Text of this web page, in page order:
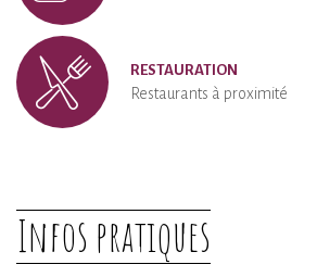
RESTAURATION
Restaurants à proximité
Infos pratiques